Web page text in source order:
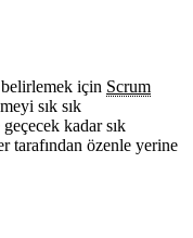
belirlemek için Scrum
sık sık
kadar sık
tarafından özenle yerine